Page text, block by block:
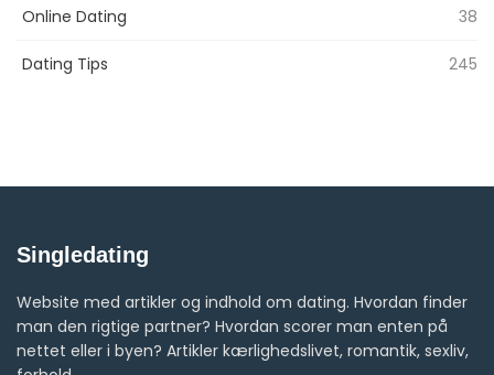
Online Dating 38
Dating Tips 245
Singledating
Website med artikler og indhold om dating. Hvordan finder
man den rigtige partner? Hvordan scorer man enten på
nettet eller i byen? Artikler kærlighedslivet, romantik, sexliv,